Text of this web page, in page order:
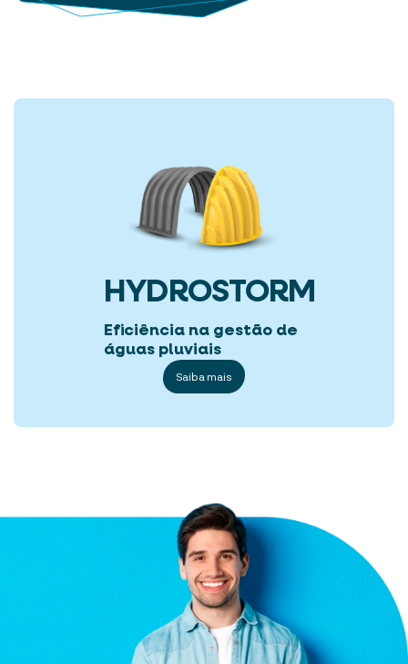
HYDROSTORM
Eficiência na gestão de
águas pluviais
Saiba mais